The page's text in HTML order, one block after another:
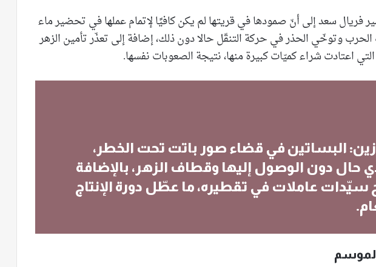
فريال سعد إلى أنّ صمودها في قريتها لم يكن كافيًا لإتمام عملها في تحضير ماء
وتوخّي الحذر في حركة التنقّل حالا دون ذلك، إضافة إلى تعذّر تأمين الزهر
اعتادت شراء كميّات كبيرة منها، نتيجة الصعوبات نفسها.
البساتين في قضاء صور باتت تحت الخطر،
حال دون الوصول إليها وقطاف الزهر، بالإضافة
سيّدات عاملات في تقطيره، ما عطّل دورة الإنتاج